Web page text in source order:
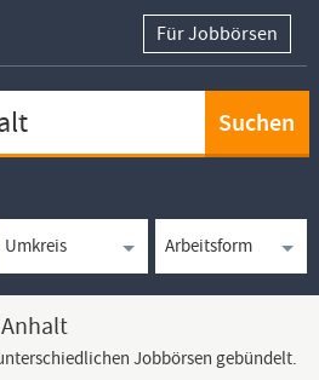
Für Jobbörsen
Jobbörsen gebündelt.